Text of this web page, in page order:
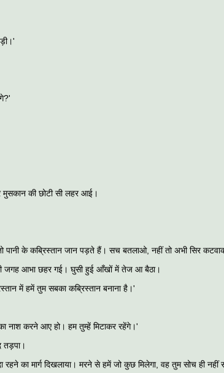
मुसकान की छोटी सी लहर आई।
पानी के कब्रिस्तान जान पड़ते हैं। सच बतलाओ, नहीं तो अभी सिर
जगह आभा छहर गई। घुसी हुई आँखों में तेज आ बैठा।
में हमें तुम सबका कब्रिस्तान बनाना है।'
नाश करने आए हो। हम तुम्हें मिटाकर रहेंगे।'
तड़पा।
रहने का मार्ग दिखलाया। मरने से हमें जो कुछ मिलेगा, वह तुम सोच ही